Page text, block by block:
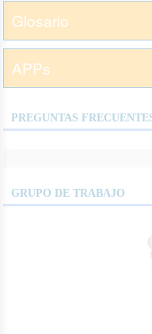
Glosario
APPs
PREGUNTAS
GRUPO DE TRABAJO